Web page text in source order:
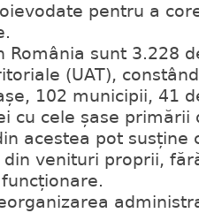
pentru a
România sunt 3.228
(UAT),
102 municipii, 41
cu cele șase
acestea pot susține
din venituri proprii,